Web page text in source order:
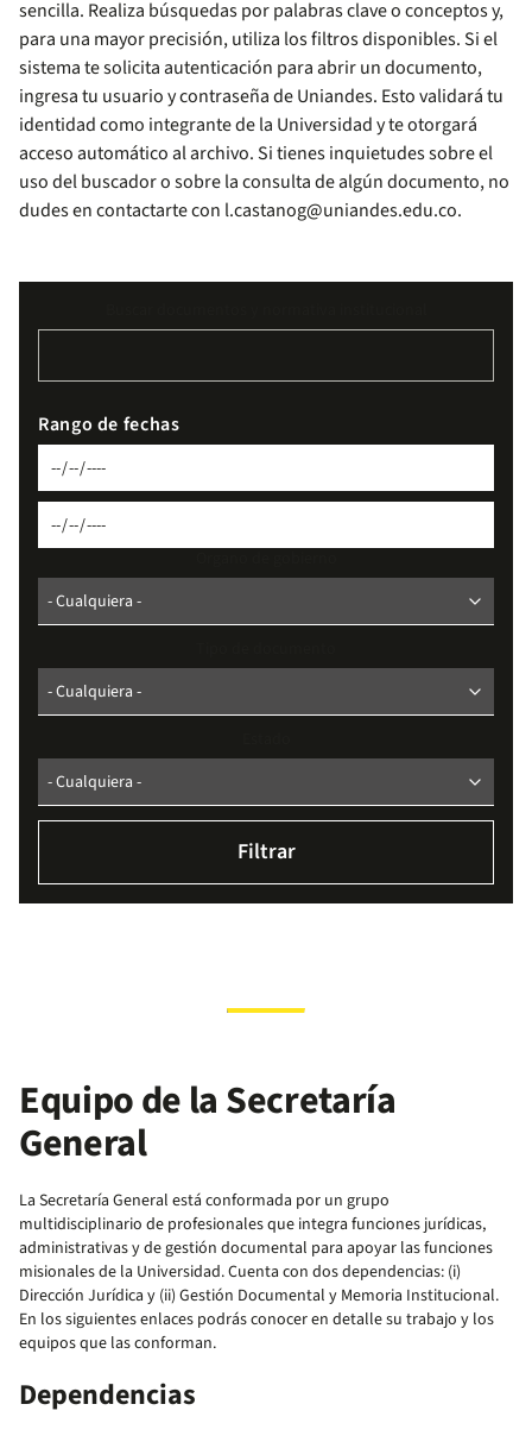
sencilla. Realiza búsquedas por palabras clave o conceptos y,
para una mayor precisión, utiliza los filtros disponibles. Si el
sistema te solicita autenticación para abrir un documento,
ingresa tu usuario y contraseña de Uniandes. Esto validará tu
identidad como integrante de la Universidad y te otorgará
acceso automático al archivo. Si tienes inquietudes sobre el
uso del buscador o sobre la consulta de algún documento, no
dudes en contactarte con l.castanog@uniandes.edu.co.
Rango de fechas
Equipo de la Secretaría
General
La Secretaría General está conformada por un grupo
multidisciplinario de profesionales que integra funciones jurídicas,
administrativas y de gestión documental para apoyar las funciones
misionales de la Universidad. Cuenta con dos dependencias: (i)
Dirección Jurídica y (ii) Gestión Documental y Memoria Institucional.
En los siguientes enlaces podrás conocer en detalle su trabajo y los
equipos que las conforman.
Dependencias